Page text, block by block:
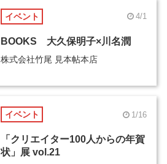
イベント 4/1
BOOKS 大久保明子×川名潤
株式会社竹尾 見本帖本店
イベント 1/16
「クリエイター100人からの年賀
状」展 vol.21